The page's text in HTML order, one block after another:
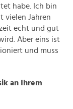
habe. Ich bin
vielen Jahren
echt und gut
Aber eins ist
und muss
an Ihrem